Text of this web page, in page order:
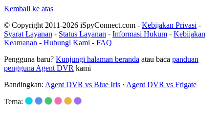
Kembali ke atas
© Copyright 2011-2026 iSpyConnect.com - Kebijakan Privasi -
Syarat Layanan - Status Layanan - Informasi Hukum - Kebijakan
Keamanan - Hubungi Kami - FAQ
Pengguna baru? Kunjungi halaman beranda atau baca panduan
pengguna Agent DVR kami
Bandingkan: Agent DVR vs Blue Iris · Agent DVR vs Frigate
Tema: